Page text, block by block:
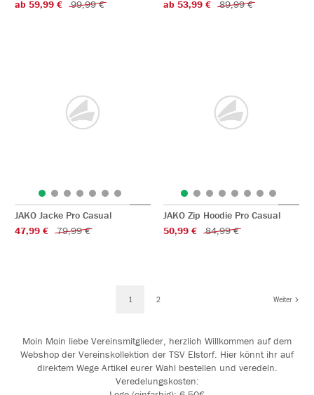
ab 59,99 €
99,99 €
ab 53,99 €
89,99 €
JAKO Jacke Pro Casual
47,99 €
79,99 €
JAKO Zip Hoodie Pro Casual
50,99 €
84,99 €
1 2 Weiter
Moin Moin liebe Vereinsmitglieder, herzlich Willkommen auf dem
Webshop der Vereinskollektion der TSV Elstorf. Hier könnt ihr auf
direktem Wege Artikel eurer Wahl bestellen und veredeln.
Veredelungskosten: